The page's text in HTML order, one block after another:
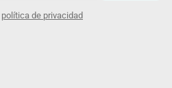
política de privacidad